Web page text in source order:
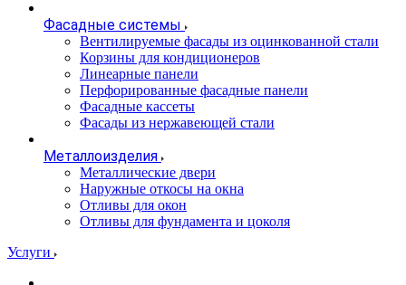
Фасадные системы
Вентилируемые фасады из оцинкованной стали
Корзины для кондиционеров
Линеарные панели
Перфорированные фасадные панели
Фасадные кассеты
Фасады из нержавеющей стали
Металлоизделия
Металлические двери
Наружные откосы на окна
Отливы для окон
Отливы для фундамента и цоколя
Услуги